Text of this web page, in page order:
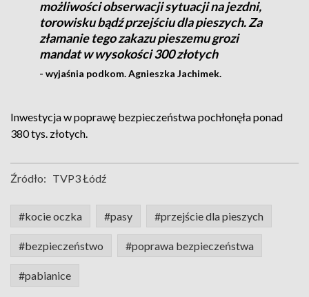
możliwości obserwacji sytuacji na jezdni,
torowisku bądź przejściu dla pieszych. Za
złamanie tego zakazu pieszemu grozi
mandat w wysokości 300 złotych
- wyjaśnia podkom. Agnieszka Jachimek.
Inwestycja w poprawę bezpieczeństwa pochłonęła ponad
380 tys. złotych.
Źródło: TVP3 Łódź
#kocie oczka #pasy #przejście dla pieszych
#bezpieczeństwo #poprawa bezpieczeństwa
#pabianice